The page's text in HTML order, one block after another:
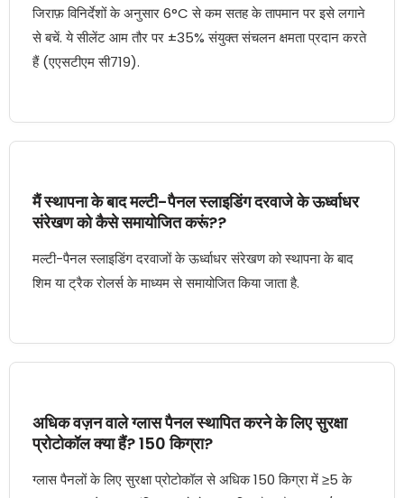
जिराफ़ विनिर्देशों के अनुसार 6°C से कम सतह के तापमान पर इसे लगाने
से बचें. ये सीलेंट आम तौर पर ±35% संयुक्त संचलन क्षमता प्रदान करते
हैं (एएसटीएम सी719).
मैं स्थापना के बाद मल्टी-पैनल स्लाइडिंग दरवाजे के ऊर्ध्वाधर
संरेखण को कैसे समायोजित करूं??
मल्टी-पैनल स्लाइडिंग दरवाजों के ऊर्ध्वाधर संरेखण को स्थापना के बाद
शिम या ट्रैक रोलर्स के माध्यम से समायोजित किया जाता है.
अधिक वज़न वाले ग्लास पैनल स्थापित करने के लिए सुरक्षा
प्रोटोकॉल क्या हैं? 150 किग्रा?
ग्लास पैनलों के लिए सुरक्षा प्रोटोकॉल से अधिक 150 किग्रा में ≥5 के